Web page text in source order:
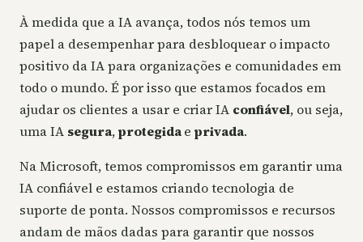
À medida que a IA avança, todos nós temos um
papel a desempenhar para desbloquear o impacto
positivo da IA para organizações e comunidades em
todo o mundo. É por isso que estamos focados em
ajudar os clientes a usar e criar IA confiável, ou seja,
uma IA segura,protegidae privada.
Na Microsoft, temos compromissos em garantir uma
IA confiável e estamos criando tecnologia de
suporte de ponta. Nossos compromissos e recursos
andam de mãos dadas para garantir que nossos